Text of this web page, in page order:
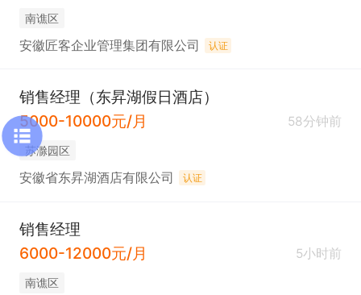
南谯区
安徽匠客企业管理集团有限公司 认证
销售经理（东昇湖假日酒店）
5000-10000元/月
58分钟前
苏滁园区
安徽省东昇湖酒店有限公司 认证
销售经理
6000-12000元/月
5小时前
南谯区